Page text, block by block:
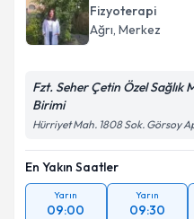
Fizyoterapi
Ağrı, Merkez
Fzt. Seher Çetin Özel Sağlık
Birimi
Hürriyet Mah. 1808 Sok. Görsoy
En Yakın Saatler
Yarın
09:00
Yarın
09:30